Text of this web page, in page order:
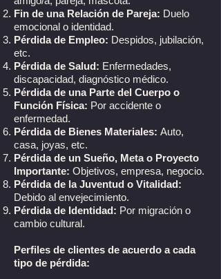
Fin de una Relación de Pareja: Duelo
emocional o identidad.
Pérdida de Empleo: Despidos, jubilación,
etc.
Pérdida de Salud: Enfermedades,
discapacidad, diagnóstico médico.
Pérdida de una Parte del Cuerpo o
Función Física: Por accidente o
enfermedad.
Pérdida de Bienes Materiales: Auto,
casa, joyas, etc.
Pérdida de un Sueño, Meta o Proyecto
Importante: Objetivos, empresa, negocio.
Pérdida de la Juventud o Vitalidad:
Debido al envejecimiento.
Pérdida de Identidad: Por migración o
cambio cultural.
Perfiles de clientes de acuerdo a cada
tipo de pérdida: